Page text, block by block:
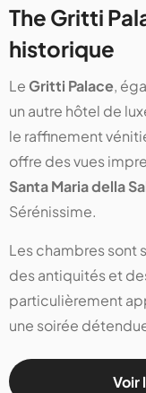
The Gritti
historique
Le Gritti Palace,
un autre hôtel de
le raffinement
offre des vues
Santa Maria della
Sérénissime.
Les chambres sont
des antiquités et
particulièrement
une soirée
Voir